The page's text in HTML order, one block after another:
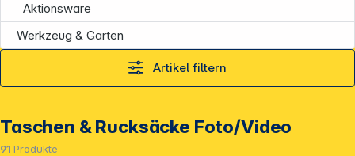
Aktionsware
Werkzeug & Garten
Artikel filtern
Taschen & Rucksäcke Foto/Video
91 Produkte